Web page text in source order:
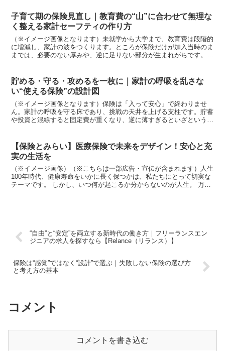
子育て期の保険見直し｜教育費の“山”に合わせて無理な
く整える家計セーフティの作り方
（※イメージ画像となります）未就学から大学まで、教育費は段階的
に増減し、家計の波をつくります。ところが保険だけが加入当時のま
までは、必要のない厚みや、逆に足りない部分が生まれがちです。見
貯める・守る・攻めるを一枚に｜家計の呼吸を乱さな
い“使える保険”の設計図
（※イメージ画像となります）保険は「入って安心」で終わりませ
ん。家計の呼吸を守る床であり、挑戦の天井を上げる支柱です。貯蓄
や投資と混線すると固定費が重くなり、逆に薄すぎるといざという時
【保険とみらい】医療保険で未来をデザイン！安心と充
実の生活を
（※イメージ画像）（※こちらは一部広告・宣伝が含まれます）人生
100年時代、健康寿命をいかに長く保つかは、私たちにとって切実な
テーマです。 しかし、いつ何が起こるか分からないのが人生。 万が
“自由”と“安定”を両立する新時代の働き方｜フリーランスエン
ジニアの求人を探すなら【Relance（リランス）】
保険は“感覚”ではなく“設計”で選ぶ｜失敗しない保険の選び方
と考え方の基本
コメント
コメントを書き込む